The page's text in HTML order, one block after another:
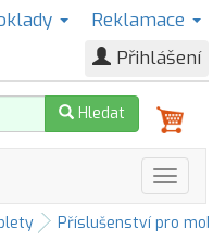
Reklamace
Přihlášení
Hledat
Příslušenství pro